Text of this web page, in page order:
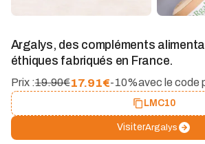
Argalys, des compléments
éthiques fabriqués en France.
Prix :19.90€17.91€-10%avec le code
LMC10
VisiterArgalys